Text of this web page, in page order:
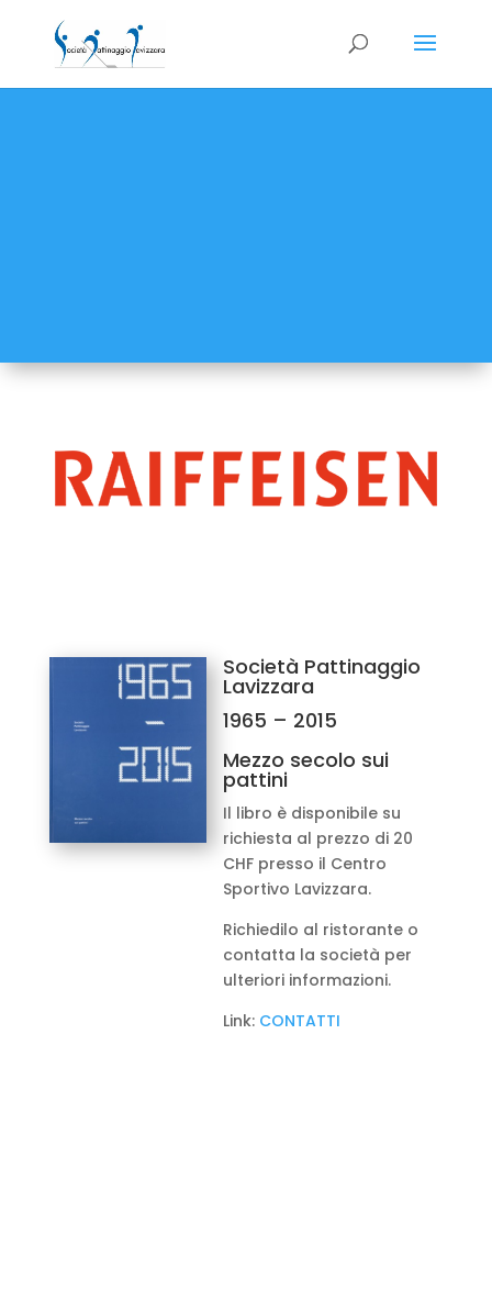
STORIA DEL CENTRO
SPORTIVO LAVIZZARA
Cronologia fatti e
avvenimenti
Società Pattinaggio
Lavizzara
1965 – 2015
Mezzo secolo sui
pattini
Il libro è disponibile su
richiesta al prezzo di 20
CHF presso il Centro
Sportivo Lavizzara.
Richiedilo al ristorante o
contatta la società per
ulteriori informazioni.
Link: CONTATTI